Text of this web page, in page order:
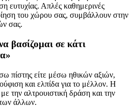
ευτυχίας. Απλές καθημερινές
του χώρου σας, συμβάλλουν στην
σας.
βασίζομαι σε κάτι
πίστης είτε μέσω ηθικών αξιών,
και ελπίδα για το μέλλον. Η
την αλτρουιστική δράση και την
άλλων.